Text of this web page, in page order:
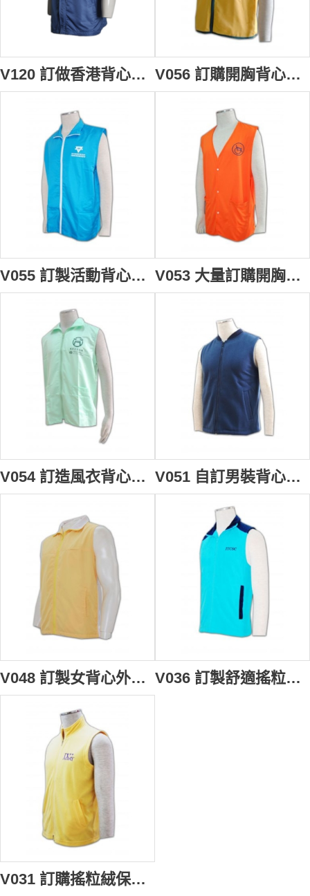
V120 訂做香港背心外套 設計團體活動背心 製造背心外套批發商 V056 訂購開胸背心外套 網上訂製推廣背心 轉訂背心褸外套專門店
V055 訂製活動背心褸 訂購團體背心外套 訂造開胸背心褸 背心外套供應商HK V053 大量訂購開胸背心褸 設計背心款式 來樣訂購背心外套 定制團體背心專門店
V054 訂造風衣背心褸 訂購團體活動背心外套 設計開胸背心褸 訂造淨色背心批發商 V051 自訂男裝背心褸 訂購團體純色背心外套 訂製保暖背心外套 背心專門店HK rpet 環保再生紗
V048 訂製女背心外套 訂購團體背心點襯 自訂背心外套 背心批發商HK 搬屋 海外移民 搬運 V036 訂製舒適搖粒絨背心 專業訂購秋季搖粒絨背心 袋撞色 度身訂造搖粒絨背心 訂製團體背心外套批發
V031 訂購搖粒絨保暖背心 訂製男裝搖粒絨背心 專營搖粒絨背心公司 訂做背心外套專門店